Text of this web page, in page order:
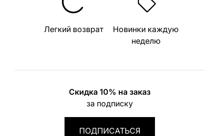
Легкий возврат
Новинки каждую
неделю
Скидка 10% на заказ
за подписку
ПОДПИСАТЬСЯ